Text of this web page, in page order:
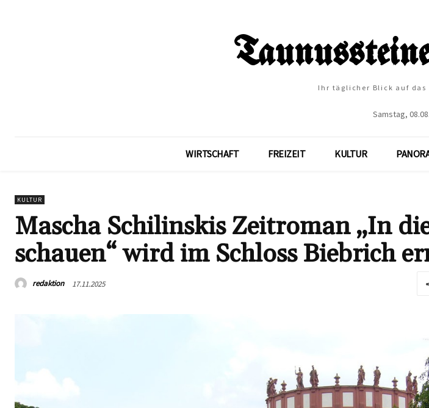
Ihr täglicher Blick auf das
Samstag,
WIRTSCHAFT FREIZEIT KULTUR
KULTUR
Mascha Schilinskis Zeitroman „In
schauen“ wird im Schloss Biebrich
redaktion 17.11.2025